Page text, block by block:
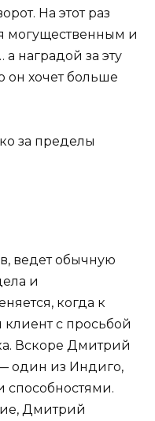
На этот раз
могущественным и
наградой за эту
он хочет больше
за пределы
ведет обычную
и
когда к
с просьбой
Вскоре Дмитрий
один из Индиго,
Дмитрий